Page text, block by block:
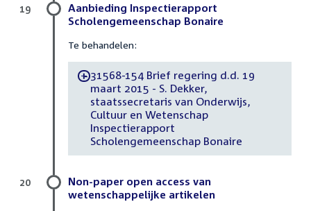
Aanbieding Inspectierapport
Scholengemeenschap Bonaire
Te behandelen:
-31568-154 Brief regering d.d. 19
maart 2015 - S. Dekker,
staatssecretaris van Onderwijs,
Cultuur en Wetenschap
Inspectierapport
Scholengemeenschap Bonaire
19
Non-paper open access van
wetenschappelijke artikelen
20